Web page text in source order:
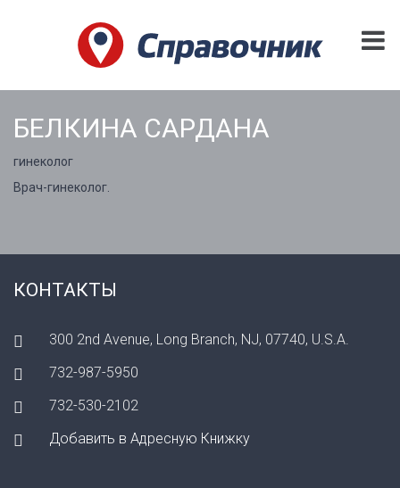
БЕЛКИНА САРДАНА
гинеколог
Врач-гинеколог.
КОНТАКТЫ
300 2nd Avenue, Long Branch, NJ, 07740, U.S.A.
732-987-5950
732-530-2102
Добавить в Адресную Книжку